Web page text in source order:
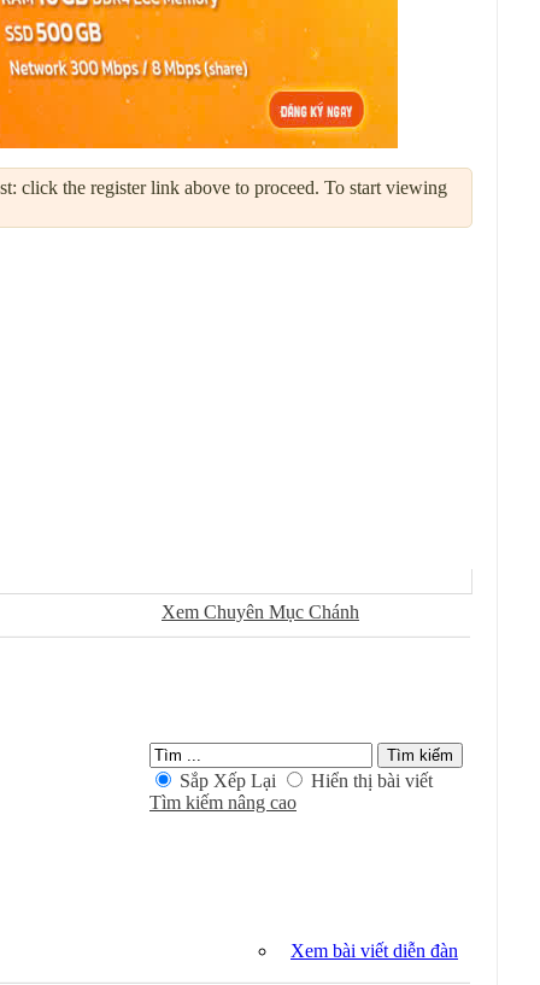
click the register link above to proceed. To start viewing
Ðánh Dấu Ðã Ðọc
Xem Chuyên Mục Chánh
Sắp Xếp Lại
Hiển thị bài viết
Tìm kiếm nâng cao
Xem bài viết diễn đàn